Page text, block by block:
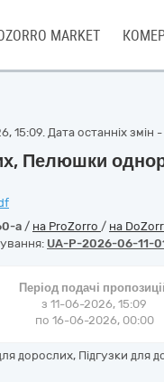
MARKET
Дата останніх змін
Пелюшки
a / на ProZorro / на
UA-P-2026-06-11-
Період подачі
з 11-06-2026, 15:09
по 16-06-2026, 00:00
дорослих, Підгузки для